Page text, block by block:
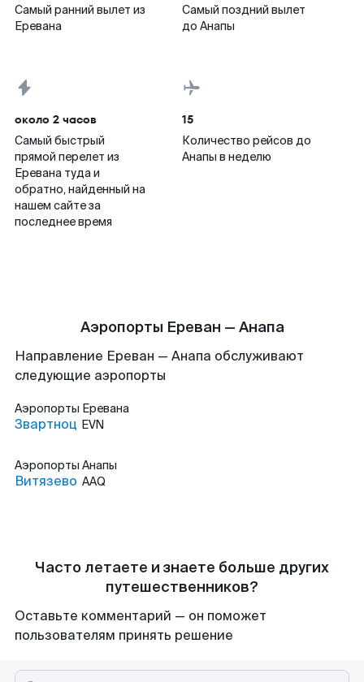
Самый ранний вылет из
Еревана
Самый поздний вылет
до Анапы
около 2 часов
Самый быстрый
прямой перелет из
Еревана туда и
обратно, найденный на
нашем сайте за
последнее время
15
Количество рейсов до
Анапы в неделю
Аэропорты Ереван — Анапа
Направление Ереван — Анапа обслуживают
следующие аэропорты
Аэропорты Еревана
Звартноц EVN
Аэропорты Анапы
Витязево AAQ
Часто летаете и знаете больше других
путешественников?
Оставьте комментарий — он поможет
пользователям принять решение